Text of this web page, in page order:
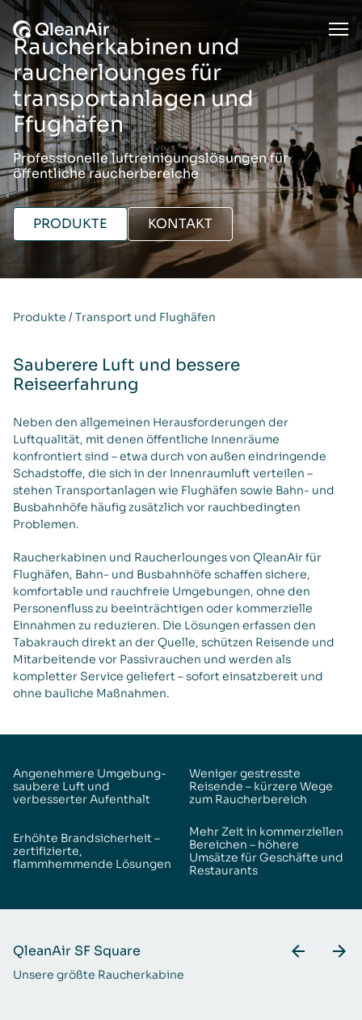
Zum Inhalt springen
Raucherkabinen und
raucherlounges für
transportanlagen und
Ffughäfen
Professionelle luftreinigungslösungen für
öffentliche raucherbereiche
PRODUKTE KONTAKT
Produkte /Transport und Flughäfen
Sauberere Luft und bessere
Reiseerfahrung
Neben den allgemeinen Herausforderungen der
Luftqualität, mit denen öffentliche Innenräume
konfrontiert sind – etwa durch von außen eindringende
Schadstoffe, die sich in der Innenraumluft verteilen –
stehen Transportanlagen wie Flughäfen sowie Bahn- und
Busbahnhöfe häufig zusätzlich vor rauchbedingten
Problemen.
Raucherkabinen und Raucherlounges von QleanAir für
Flughäfen, Bahn- und Busbahnhöfe schaffen sichere,
komfortable und rauchfreie Umgebungen, ohne den
Personenfluss zu beeinträchtigen oder kommerzielle
Einnahmen zu reduzieren. Die Lösungen erfassen den
Tabakrauch direkt an der Quelle, schützen Reisende und
Mitarbeitende vor Passivrauchen und werden als
kompletter Service geliefert – sofort einsatzbereit und
ohne bauliche Maßnahmen.
Angenehmere Umgebung-
saubere Luft und
verbesserter Aufenthalt
Weniger gestresste
Reisende – kürzere Wege
zum Raucherbereich
Erhöhte Brandsicherheit –
zertifizierte,
flammhemmende Lösungen
Mehr Zeit in kommerziellen
Bereichen – höhere
Umsätze für Geschäfte und
Restaurants
QleanAir SF Square
Unsere größte Raucherkabine